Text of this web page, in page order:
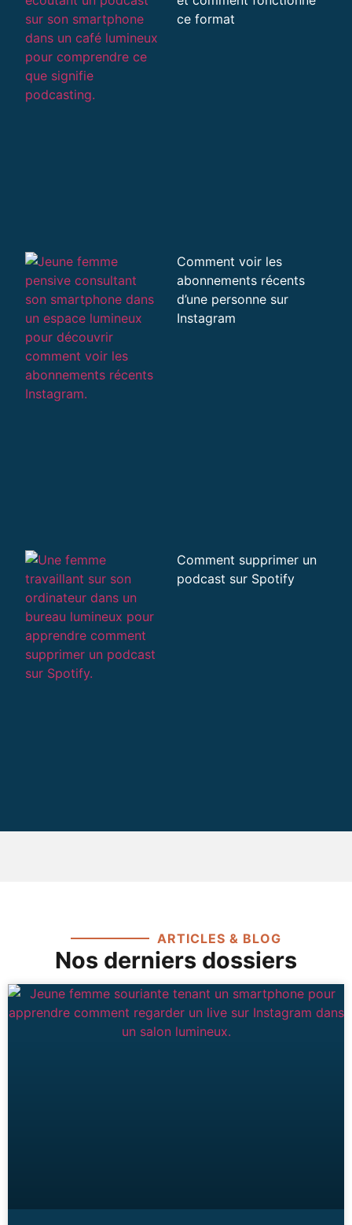
ce format
Comment voir les
abonnements récents
d’une personne sur
Instagram
Comment supprimer un
podcast sur Spotify
ARTICLES & BLOG
Nos derniers dossiers